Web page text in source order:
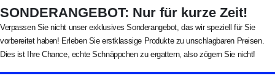
SONDERANGEBOT: Nur für kurze Zeit!
Verpassen Sie nicht unser exklusives Sonderangebot, das wir speziell für Sie
vorbereitet haben! Erleben Sie erstklassige Produkte zu unschlagbaren Preisen.
Dies ist Ihre Chance, echte Schnäppchen zu ergattern, also zögern Sie nicht!